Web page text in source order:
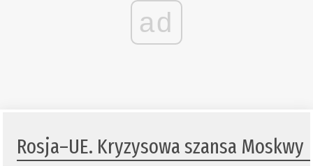
ad
Rosja–UE. Kryzysowa szansa Moskwy